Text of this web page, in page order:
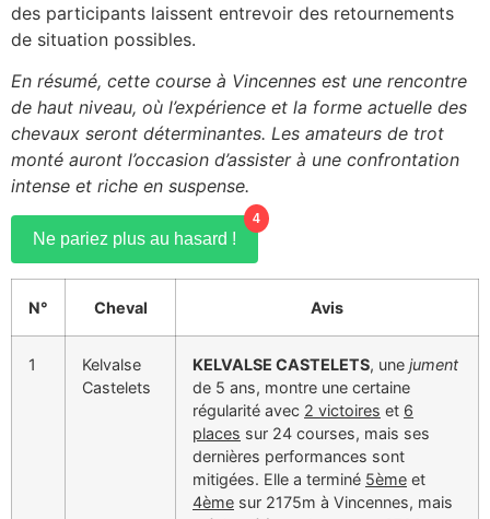
des participants laissent entrevoir des retournements
de situation possibles.
En résumé, cette course à Vincennes est une rencontre
de haut niveau, où l’expérience et la forme actuelle des
chevaux seront déterminantes. Les amateurs de trot
monté auront l’occasion d’assister à une confrontation
intense et riche en suspense.
Ne pariez plus au hasard !
4
N° Cheval Avis
1
Kelvalse
Castelets
KELVALSE CASTELETS, une jument
de 5 ans, montre une certaine
régularité avec 2 victoires et 6
places sur 24 courses, mais ses
dernières performances sont
mitigées. Elle a terminé 5ème et
4ème sur 2175m à Vincennes, mais